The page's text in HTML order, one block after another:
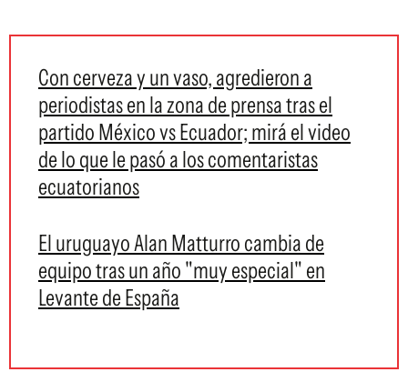
Con cerveza y un vaso, agredieron a
periodistas en la zona de prensa tras el
partido México vs Ecuador; mirá el video
de lo que le pasó a los comentaristas
ecuatorianos
El uruguayo Alan Matturro cambia de
equipo tras un año "muy especial" en
Levante de España